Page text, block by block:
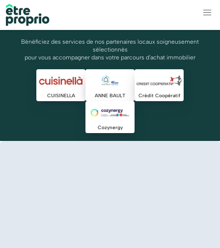
Bénéficiez des services de nos partenaires locaux soigneusement
sélectionnés
pour vous accompagner dans votre parcours d'achat immobilier
CUISINELLA ANNE BAULT Crédit Coopératif
Cozynergy